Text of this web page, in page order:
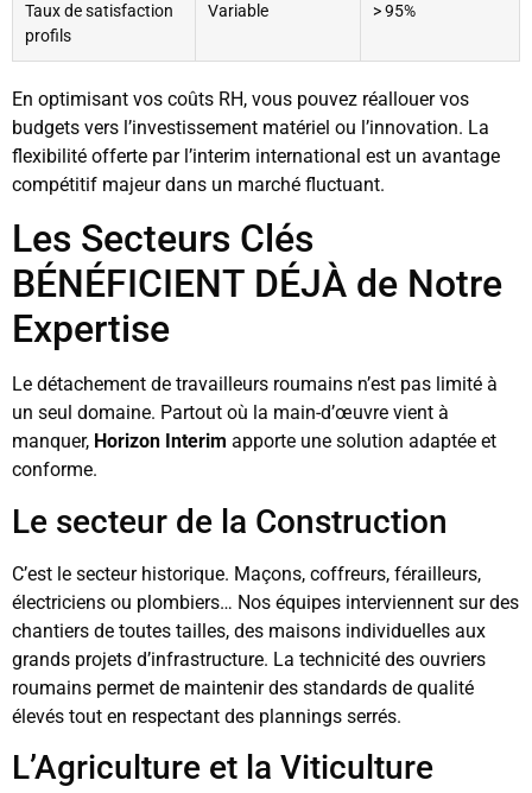
Taux de satisfaction
profils
Variable > 95%
En optimisant vos coûts RH, vous pouvez réallouer vos
budgets vers l’investissement matériel ou l’innovation. La
flexibilité offerte par l’interim international est un avantage
compétitif majeur dans un marché fluctuant.
Les Secteurs Clés
BÉNÉFICIENT DÉJÀ de Notre
Expertise
Le détachement de travailleurs roumains n’est pas limité à
un seul domaine. Partout où la main-d’œuvre vient à
manquer, Horizon Interim apporte une solution adaptée et
conforme.
Le secteur de la Construction
C’est le secteur historique. Maçons, coffreurs, férailleurs,
électriciens ou plombiers… Nos équipes interviennent sur des
chantiers de toutes tailles, des maisons individuelles aux
grands projets d’infrastructure. La technicité des ouvriers
roumains permet de maintenir des standards de qualité
élevés tout en respectant des plannings serrés.
L’Agriculture et la Viticulture